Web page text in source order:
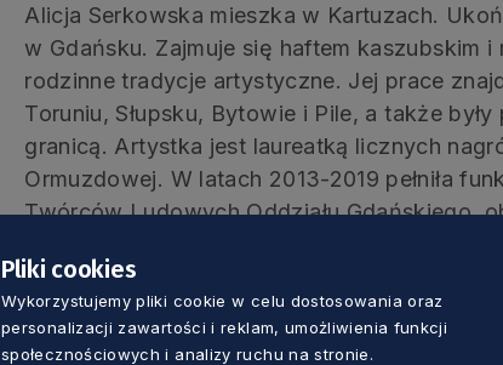
Alicja Serkowska mieszka w Kartuzach.
w Gdańsku. Zajmuje się haftem kaszubskim
rodzinne tradycje artystyczne. Jej prace
Toruniu, Słupsku, Bytowie i Pile, a także
granicą. Artystka jest laureatką licznych
Ormuzdowej. W latach 2013-2019 pełniła
Twórców Ludowych Oddziału Gdańskiego,
Kartuzach. Prowadzi warsztaty, ilustruje
artystycznych. W 2023 r. była stypendystką
Dziedzictwa Wsi.
Pliki cookies
Wykorzystujemy pliki cookie w celu dostosowania oraz
personalizacji zawartości i reklam, umożliwienia funkcji
społecznościowych i analizy ruchu na stronie.